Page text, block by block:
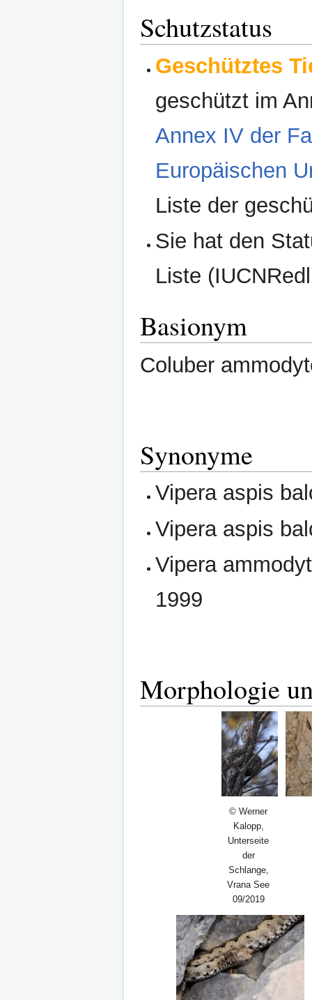
Schutzstatus
Geschütztes
geschützt im
Annex IV der
Europäischen
Liste der
Sie hat den
Liste
Basionym
Coluber
Synonyme
Vipera aspis
Vipera aspis
Vipera
1999
Morphologie
© Werner
Kalopp,
Unterseite
der
Schlange,
Vrana See
09/2019